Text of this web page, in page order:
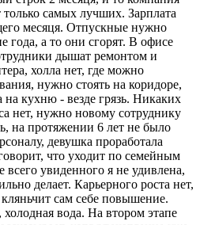
только самых лучших. Зарплата
месяця. Отпускные нужно
года, а то они сгорят. В офисе
дышат ремонтом и
холла нет, где можно
нужно стоять на коридоре,
на кухню - везде грязь. Никаких
нет, нужно новому сотруднику
на протяжении 6 лет не было
девушка проработала
что уходит по семейным
всего увиденного я не удивлена,
делает. Карьерного роста нет,
сам себе повышение.
вода. На втором этапе